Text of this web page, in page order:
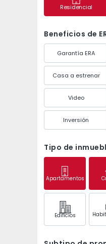
Residencial
Beneficios de
Garantía ERA
Casa a estrenar
Video
Inversión
Tipo de
Apartamentos
Edifícios